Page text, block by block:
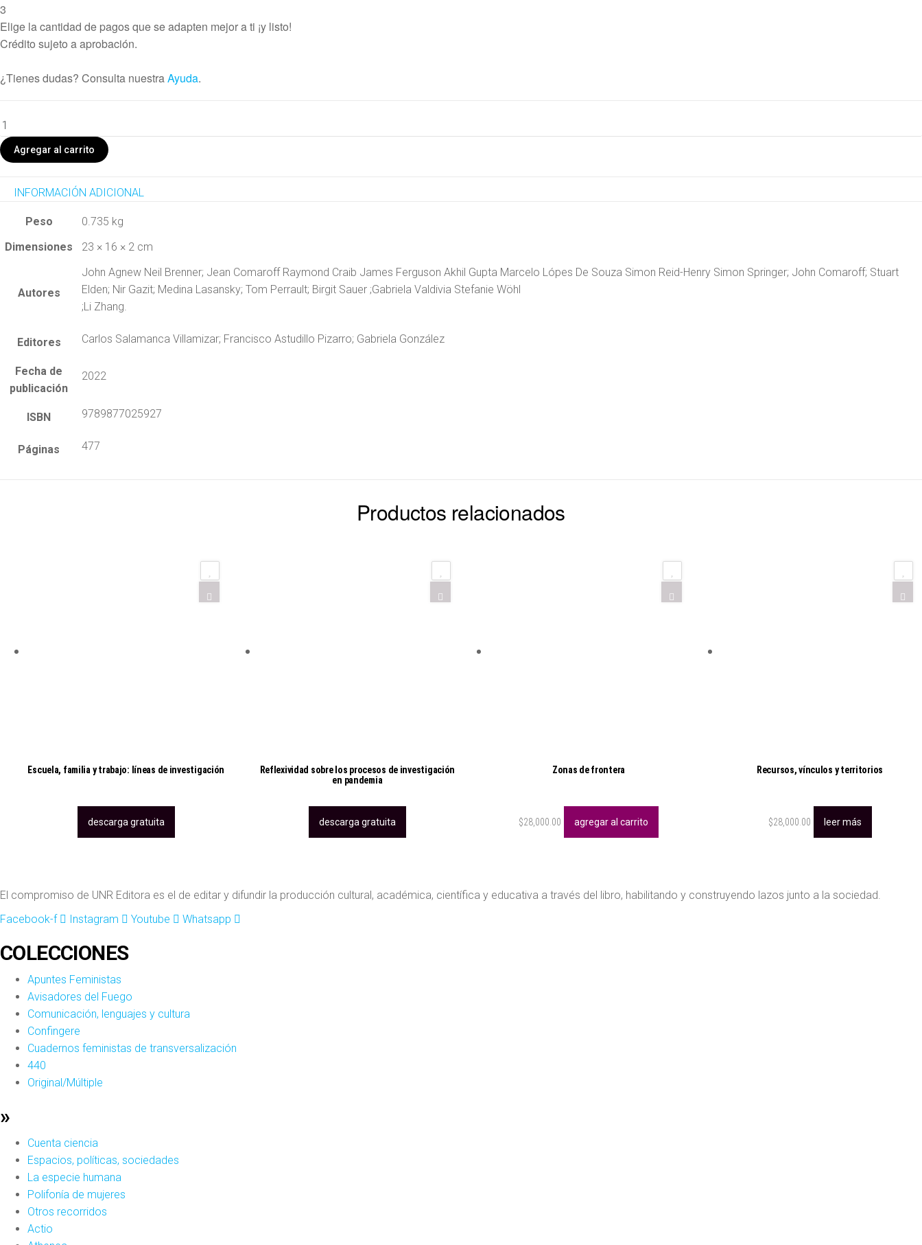
3
Elige la cantidad de pagos que se adapten mejor a ti ¡y listo!
Crédito sujeto a aprobación.
¿Tienes dudas? Consulta nuestraAyuda.
Estudios
sobre
la
Estados
cantidad
Agregar al carrito
INFORMACIÓN ADICIONAL
Peso
0.735 kg
Dimensiones
23 × 16 × 2 cm
Autores
John Agnew Neil Brenner; Jean Comaroff Raymond Craib James Ferguson Akhil Gupta Marcelo Lópes De Souza Simon Reid-Henry Simon Springer; John Comaroff; Stuart
Elden; Nir Gazit; Medina Lasansky; Tom Perrault; Birgit Sauer ;Gabriela Valdivia Stefanie Wöhl
;Li Zhang.
Editores Carlos Salamanca Villamizar; Francisco Astudillo Pizarro; Gabriela González
Fecha de
publicación
2022
ISBN 9789877025927
Páginas 477
Productos relacionados
Escuela, familia y trabajo: líneas de investigación
descarga gratuita
Reflexividad sobre los procesos de investigación
en pandemia
descarga gratuita
Zonas de frontera
$28,000.00 agregar al carrito
Recursos, vínculos y territorios
$28,000.00 leer más
El compromiso de UNR Editora es el de editar y difundir la producción cultural, académica, científica y educativa a través del libro, habilitando y construyendo lazos junto a la sociedad.
Facebook-f
Instagram Youtube Whatsapp
COLECCIONES
Apuntes Feministas
Avisadores del Fuego
Comunicación, lenguajes y cultura
Confingere
Cuadernos feministas de transversalización
440
Original/Múltiple
»
Cuenta ciencia
Espacios, políticas, sociedades
La especie humana
Polifonía de mujeres
Otros recorridos
Actio